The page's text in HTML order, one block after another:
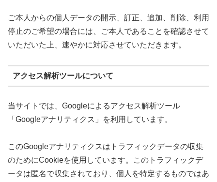
ご本人からの個人データの開示、訂正、追加、削除、利用
停止のご希望の場合には、ご本人であることを確認させて
いただいた上、速やかに対応させていただきます。
アクセス解析ツールについて
当サイトでは、Googleによるアクセス解析ツール
「Googleアナリティクス」を利用しています。
このGoogleアナリティクスはトラフィックデータの収集
のためにCookieを使用しています。このトラフィックデ
ータは匿名で収集されており、個人を特定するものではあ